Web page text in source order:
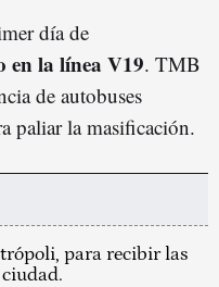
día de
en la línea V19. TMB
de autobuses
paliar la masificación.
para recibir las